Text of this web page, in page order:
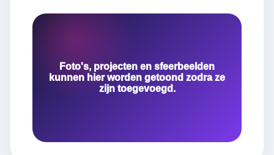
Foto's, projecten en sfeerbeelden
kunnen hier worden getoond zodra ze
zijn toegevoegd.